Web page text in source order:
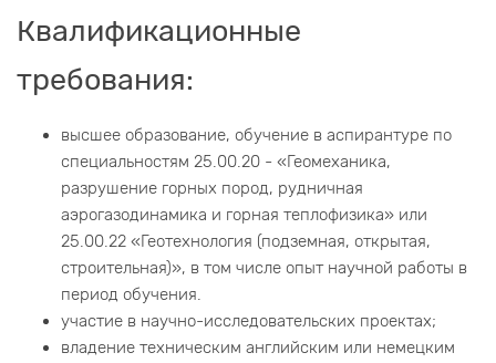
Квалификационные
требования:
высшее образование, обучение в аспирантуре по
специальностям 25.00.20 - «Геомеханика,
разрушение горных пород, рудничная
аэрогазодинамика и горная теплофизика» или
25.00.22 «Геотехнология (подземная, открытая,
строительная)», в том числе опыт научной работы в
период обучения.
участие в научно-исследовательских проектах;
владение техническим английским или немецким